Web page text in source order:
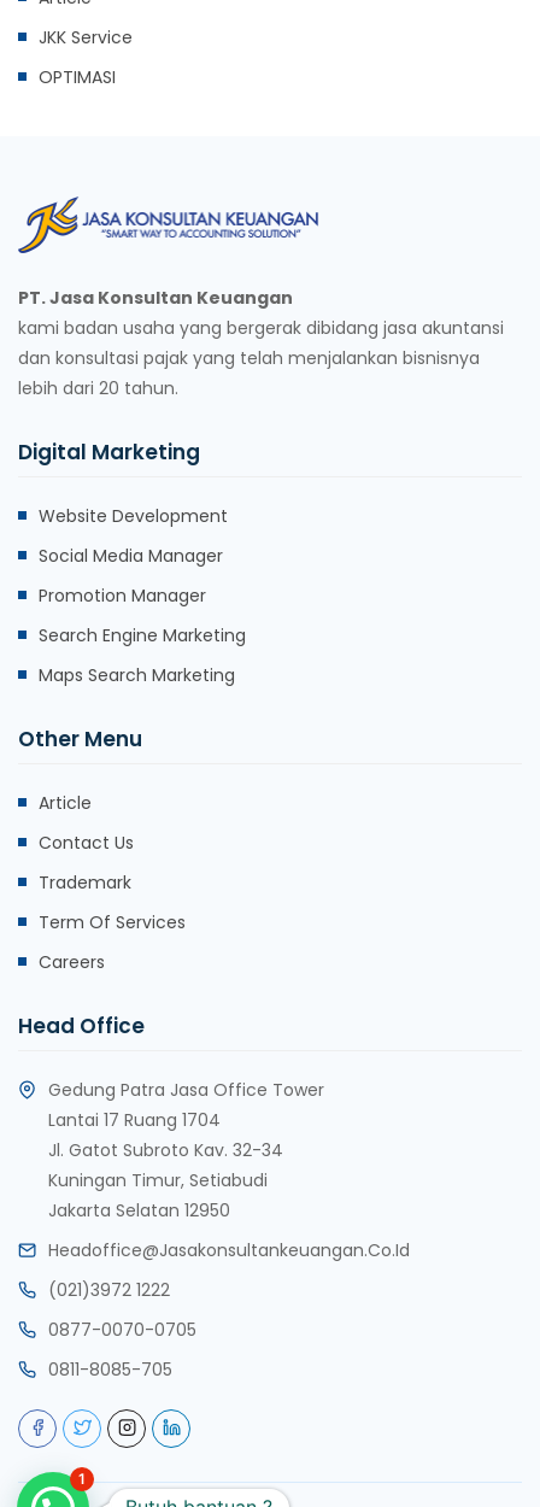
JKK Service
OPTIMASI
PT. Jasa Konsultan Keuangan
kami badan usaha yang bergerak dibidang jasa akuntansi
dan konsultasi pajak yang telah menjalankan bisnisnya
lebih dari 20 tahun.
Digital Marketing
Website Development
Social Media Manager
Promotion Manager
Search Engine Marketing
Maps Search Marketing
Other Menu
Article
Contact Us
Trademark
Term Of Services
Careers
Head Office
Gedung Patra Jasa Office Tower
Lantai 17 Ruang 1704
Jl. Gatot Subroto Kav. 32-34
Kuningan Timur, Setiabudi
Jakarta Selatan 12950
Headoffice@jasakonsultankeuangan.co.id
(021)3972 1222
0877-0070-0705
0811-8085-705
1